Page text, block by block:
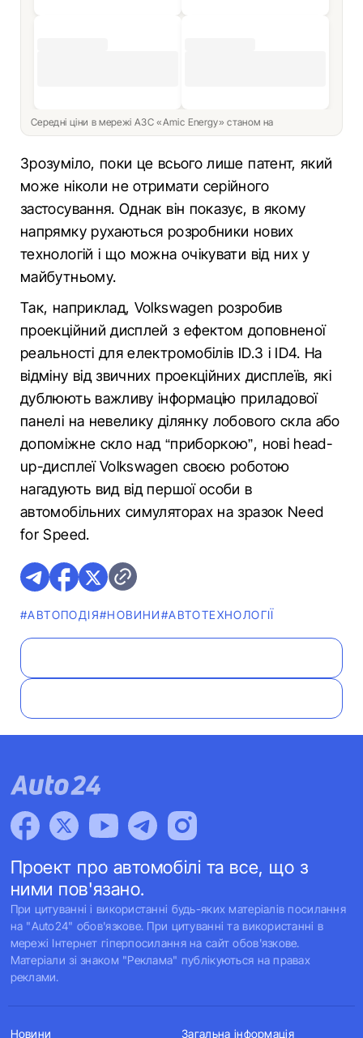
Середні ціни в мережі АЗС «Amic Energy» станом на
Зрозуміло, поки це всього лише патент, який
може ніколи не отримати серійного
застосування. Однак він показує, в якому
напрямку рухаються розробники нових
технологій і що можна очікувати від них у
майбутньому.
Так, наприклад, Volkswagen розробив
проекційний дисплей з ефектом доповненої
реальності для електромобілів ID.3 і ID4. На
відміну від звичних проекційних дисплеїв, які
дублюють важливу інформацію приладової
панелі на невелику ділянку лобового скла або
допоміжне скло над “приборкою”, нові head-
up-дисплеї Volkswagen своєю роботою
нагадують вид від першої особи в
автомобільних симуляторах на зразок Need
for Speed.
#АВТОПОДІЯ#НОВИНИ#АВТОТЕХНОЛОГІЇ
Проект про автомобілі та все, що з
ними пов'язано.
При цитуванні і використанні будь-яких матеріалів посилання
на "Auto24" обов'язкове. При цитуванні та використанні в
мережі Інтернет гіперпосилання на сайт обов'язкове.
Матеріали зі знаком "Реклама" публікуються на правах
реклами.
Новини Загальна інформація